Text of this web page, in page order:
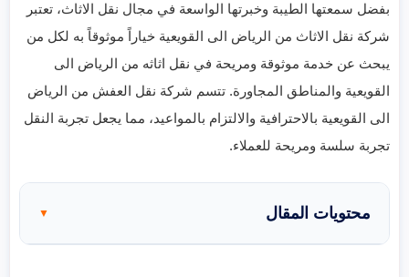
بفضل سمعتها الطيبة وخبرتها الواسعة في مجال نقل الاثاث، تعتبر
شركة نقل الاثاث من الرياض الى القويعية خياراً موثوقاً به لكل من
يبحث عن خدمة موثوقة ومريحة في نقل اثاثه من الرياض الى
القويعية والمناطق المجاورة. تتسم شركة نقل العفش من الرياض
الى القويعية بالاحترافية والالتزام بالمواعيد، مما يجعل تجربة النقل
تجربة سلسة ومريحة للعملاء.
محتويات المقال ▼